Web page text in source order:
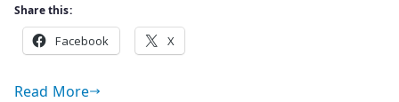
Share this:
Facebook X
Read More